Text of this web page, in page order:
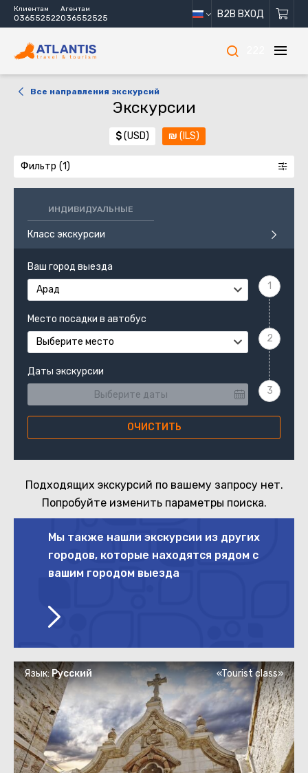
Клиентам
036552522
Агентам
036552525 B2B ВХОД
Все направления экскурсий
Экскурсии
$(USD) ₪ (ILS)
Фильтр
ИНДИВИДУАЛЬНЫЕ
Класс экскурсии
Ваш город выезда
Арад
Место посадки в автобус
Выберите место
Даты экскурсии
ОЧИСТИТЬ
Подходящих экскурсий по вашему запросу нет.
Попробуйте изменить параметры поиска.
Мы также нашли экскурсии из других
городов, которые находятся рядом с
вашим городом выезда
Язык:Русский «Tourist class»